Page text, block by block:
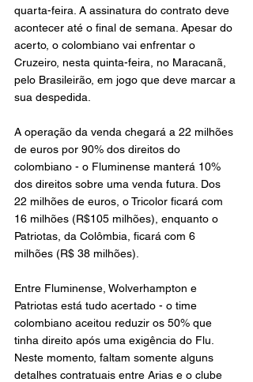
quarta-feira. A assinatura do contrato deve
acontecer até o final de semana. Apesar do
acerto, o colombiano vai enfrentar o
Cruzeiro, nesta quinta-feira, no Maracanã,
pelo Brasileirão, em jogo que deve marcar a
sua despedida.
A operação da venda chegará a 22 milhões
de euros por 90% dos direitos do
colombiano - o Fluminense manterá 10%
dos direitos sobre uma venda futura. Dos
22 milhões de euros, o Tricolor ficará com
16 milhões (R$105 milhões), enquanto o
Patriotas, da Colômbia, ficará com 6
milhões (R$ 38 milhões).
Entre Fluminense, Wolverhampton e
Patriotas está tudo acertado - o time
colombiano aceitou reduzir os 50% que
tinha direito após uma exigência do Flu.
Neste momento, faltam somente alguns
detalhes contratuais entre Arias e o clube